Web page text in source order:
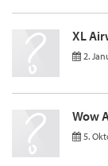
XL
2.
Wow
5.